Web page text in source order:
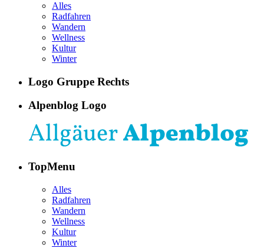
Alles
Radfahren
Wandern
Wellness
Kultur
Winter
Logo Gruppe Rechts
Alpenblog Logo
TopMenu
Alles
Radfahren
Wandern
Wellness
Kultur
Winter